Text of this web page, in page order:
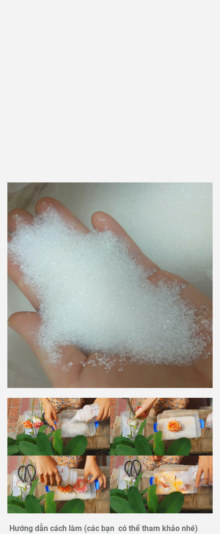
Hướng dẫn cách làm (các bạn có thể tham khảo nhé)